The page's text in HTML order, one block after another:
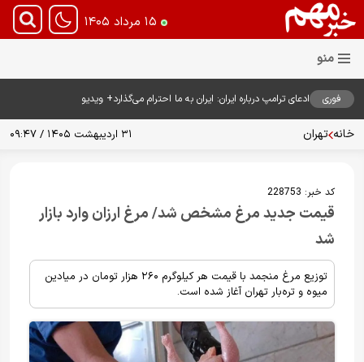
۱۵ مرداد ۱۴۰۵
فوری ادعای ترامپ درباره ایران: ایران به ما احترام می‌گذارد+ ویدیو
خانه تهران ۳۱ اردیبهشت ۱۴۰۵ / ۰۹:۴۷
کد خبر: 228753
قیمت جدید مرغ مشخص شد/ مرغ ارزان وارد بازار
شد
توزیع مرغ منجمد با قیمت هر کیلوگرم ۲۶۰ هزار تومان در میادین
میوه و تره‌بار تهران آغاز شده است.